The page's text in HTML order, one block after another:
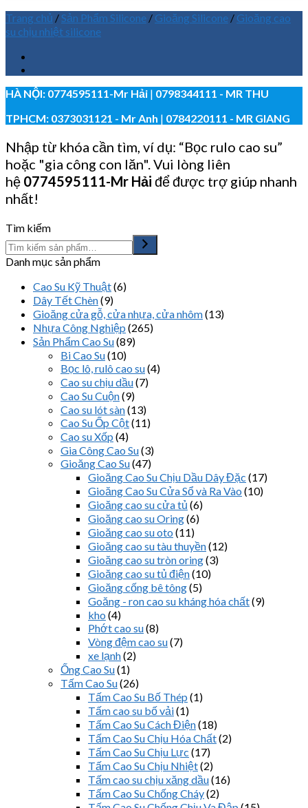
Trang chủ /Sản Phẩm Silicone / Gioăng Silicone / Gioăng cao
su chịu nhiệt silicone
HÀ NỘI: 0774595111-Mr Hải | 0798344111 - MR THU
TPHCM: 0373031121 - Mr Anh | 0784220111 - MR GIANG
Nhập từ khóa cần tìm, ví dụ: “Bọc rulo cao su”
hoặc "gia công con lăn". Vui lòng liên
hệ 0774595111-Mr Hải để được trợ giúp nhanh
nhất!
Tìm kiếm
Danh mục sản phẩm
Cao Su Kỹ Thuật(6)
Dây Tết Chèn(9)
Gioăng cửa gỗ, cửa nhựa, cửa nhôm(13)
Nhựa Công Nghiệp (265)
Sản Phẩm Cao Su(89)
Bi Cao Su(10)
Bọc lô, rulô cao su(4)
Cao su chịu dầu(7)
Cao Su Cuộn(9)
Cao su lót sàn(13)
Cao Su Ốp Cột(11)
Cao su Xốp (4)
Gia Công Cao Su(3)
Gioăng Cao Su(47)
Gioăng Cao Su Chịu Dầu Dây Đặc (17)
Gioăng Cao Su Cửa Sổ và Ra Vào (10)
Gioăng cao su cửa tủ (6)
Gioăng cao su Oring(6)
Gioăng cao su oto (11)
Gioăng cao su tàu thuyền(12)
Gioăng cao su tròn oring(3)
Gioăng cao su tủ điện(10)
Gioăng cống bê tông(5)
Goăng - ron cao su kháng hóa chất(9)
kho (4)
Phớt cao su(8)
Vòng đệm cao su(7)
xe lạnh(2)
Ống Cao Su(1)
Tấm Cao Su(26)
Tấm Cao Su Bố Thép (1)
Tấm cao su bố vải(1)
Tấm Cao Su Cách Điện(18)
Tấm Cao Su Chịu Hóa Chất(2)
Tấm Cao Su Chịu Lực (17)
Tấm Cao Su Chịu Nhiệt(2)
Tấm cao su chịu xăng dầu(16)
Tấm Cao Su Chống Cháy(2)